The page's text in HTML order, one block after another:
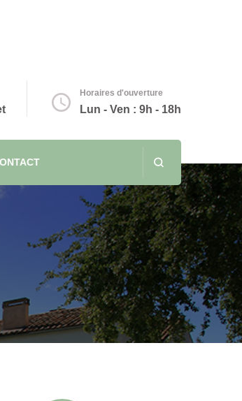
Horaires d'ouverture
Lun - Ven : 9h - 18h